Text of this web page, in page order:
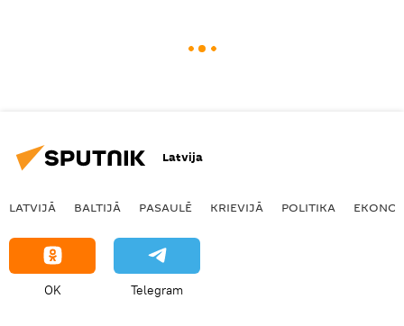
Latvija
LATVIJĀ BALTIJĀ PASAULĒ KRIEVIJĀ POLITIKA
OK Telegram